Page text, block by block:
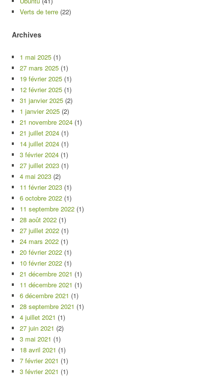
Verts de terre (22)
Archives
1 mai 2025 (1)
27 mars 2025 (1)
19 février 2025 (1)
12 février 2025 (1)
31 janvier 2025 (2)
1 janvier 2025 (2)
21 novembre 2024 (1)
21 juillet 2024 (1)
14 juillet 2024 (1)
3 février 2024 (1)
27 juillet 2023 (1)
4 mai 2023 (2)
11 février 2023 (1)
6 octobre 2022 (1)
11 septembre 2022 (1)
28 août 2022 (1)
27 juillet 2022 (1)
24 mars 2022 (1)
20 février 2022 (1)
10 février 2022 (1)
21 décembre 2021 (1)
11 décembre 2021 (1)
6 décembre 2021 (1)
28 septembre 2021 (1)
4 juillet 2021 (1)
27 juin 2021 (2)
3 mai 2021 (1)
18 avril 2021 (1)
7 février 2021 (1)
3 février 2021 (1)